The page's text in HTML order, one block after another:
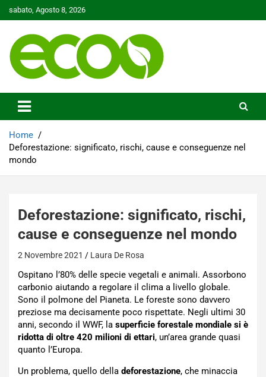
to
sabato, Agosto 8, 2026
Ecoo.it
Home
Deforestazione: significato, rischi, cause e conseguenze nel
mondo
Deforestazione: significato, rischi,
cause e conseguenze nel mondo
2 Novembre 2021 Laura De Rosa
Ospitano l’80% delle specie vegetali e animali. Assorbono
carbonio aiutando a regolare il clima a livello globale.
Sono il polmone del Pianeta. Le foreste sono davvero
preziose ma decisamente poco rispettate. Negli ultimi 30
anni, secondo il WWF, la superficie forestale mondiale si è
ridotta di oltre 420 milioni di ettari, un’area grande quasi
quanto l’Europa.
Un problema, quello della deforestazione, che minaccia